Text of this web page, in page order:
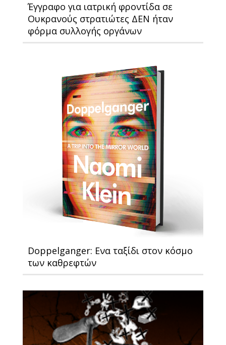
Έγγραφο για ιατρική φροντίδα σε
Ουκρανούς στρατιώτες ΔΕΝ ήταν
φόρμα συλλογής οργάνων
Doppelganger: Ενα ταξίδι στον κόσμο
των καθρεφτών